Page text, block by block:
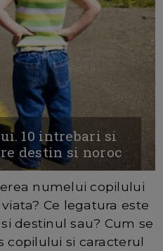
10 intrebari si
destin si noroc
numelui copilului
Ce legatura este
destinul sau? Cum se
copilului si caracterul